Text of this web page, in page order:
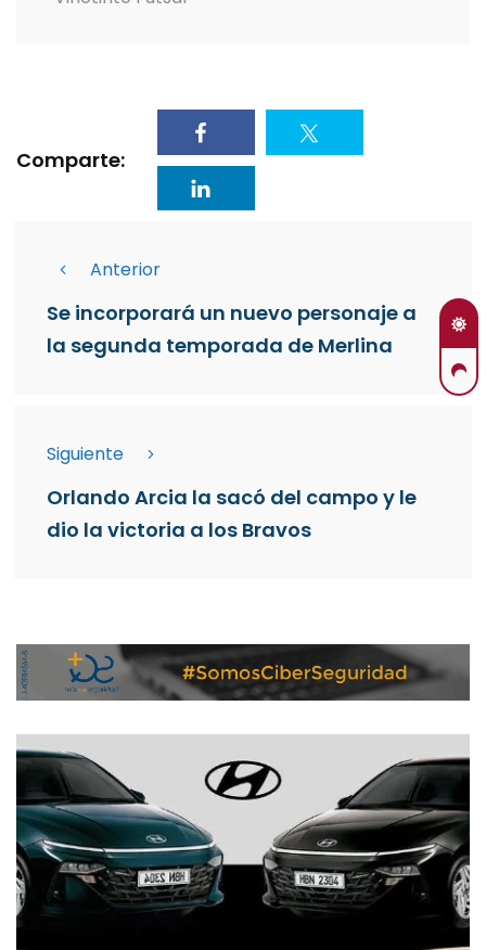
Comparte:
Anterior
Se incorporará un nuevo personaje a
la segunda temporada de Merlina
Siguiente
Orlando Arcia la sacó del campo y le
dio la victoria a los Bravos